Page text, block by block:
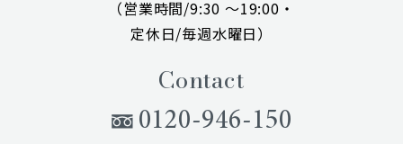
（営業時間/9:30 ～19:00・
定休日/毎週水曜日）
Contact
0120-946-150